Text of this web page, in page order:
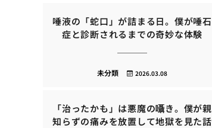
唾液の「蛇口」が詰まる日。僕が唾石
症と診断されるまでの奇妙な体験
2026.03.08
未分類
「治ったかも」は悪魔の囁き。僕が親
知らずの痛みを放置して地獄を見た話